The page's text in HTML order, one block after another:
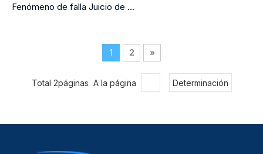
Fenómeno de falla Juicio de ...
1 2 »
Total 2páginas A la página Determinación